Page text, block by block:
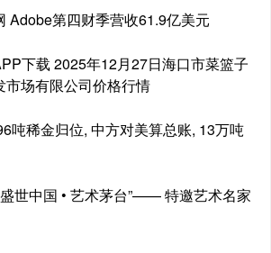
Adobe第四财季营收61.9亿美元
下载 2025年12月27日海口市菜篮子
市场有限公司价格行情
吨稀金归位, 中方对美算总账, 13万吨
世中国 • 艺术茅台”—— 特邀艺术名家